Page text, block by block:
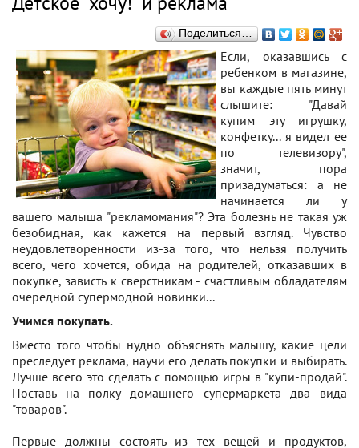
Поделиться…
Если, оказавшись с
ребенком в магазине,
вы каждые пять минут
слышите: "Давай
купим эту игрушку,
конфетку... я видел ее
по телевизору",
значит, пора
призадуматься: а не
начинается ли у
вашего малыша "рекламомания"? Эта болезнь не такая уж
безобидная, как кажется на первый взгляд. Чувство
неудовлетворенности из-за того, что нельзя получить
всего, чего хочется, обида на родителей, отказавших в
покупке, зависть к сверстникам - счастливым обладателям
очередной супермодной новинки...
Учимся покупать.
Вместо того чтобы нудно объяснять малышу, какие цели
преследует реклама, научи его делать покупки и выбирать.
Лучше всего это сделать с помощью игры в "купи-продай".
Поставь на полку домашнего супермаркета два вида
"товаров".
Первые должны состоять из тех вещей и продуктов,